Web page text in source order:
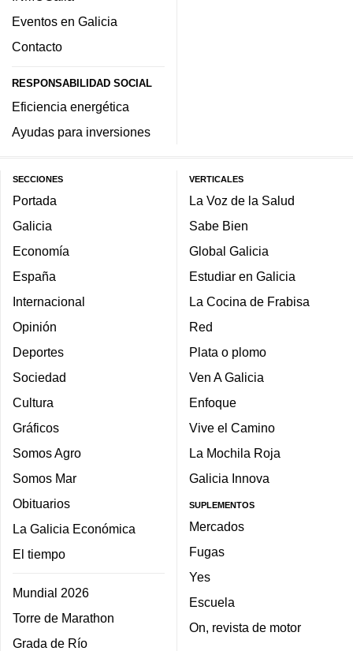
Eventos en Galicia
Contacto
RESPONSABILIDAD SOCIAL
Eficiencia energética
Ayudas para inversiones
SECCIONES
Portada
Galicia
Economía
España
Internacional
Opinión
Deportes
Sociedad
Cultura
Gráficos
Somos Agro
Somos Mar
Obituarios
La Galicia Económica
El tiempo
Mundial 2026
Torre de Marathon
Grada de Río
VERTICALES
La Voz de la Salud
Sabe Bien
Global Galicia
Estudiar en Galicia
La Cocina de Frabisa
Red
Plata o plomo
Ven A Galicia
Enfoque
Vive el Camino
La Mochila Roja
Galicia Innova
SUPLEMENTOS
Mercados
Fugas
Yes
Escuela
On, revista de motor